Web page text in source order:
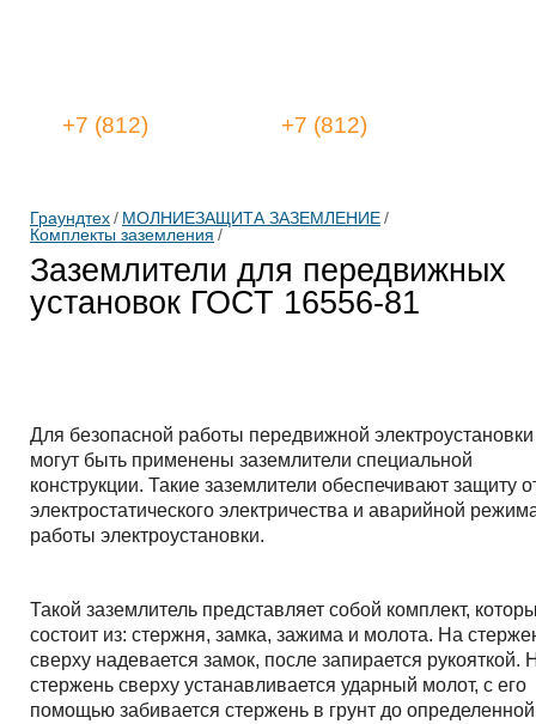
+7 (812) +7 (812)
Граундтех/ МОЛНИЕЗАЩИТА ЗАЗЕМЛЕНИЕ/
Комплекты заземления /
Заземлители для передвижных
установок ГОСТ 16556-81
Для безопасной работы передвижной электроустановки
могут быть применены заземлители специальной
конструкции. Такие заземлители обеспечивают защиту
электростатического электричества и аварийной
работы электроустановки.
Такой заземлитель представляет собой комплект,
состоит из: стержня, замка, зажима и молота. На
сверху надевается замок, после запирается рукояткой.
стержень сверху устанавливается ударный молот, с его
помощью забивается стержень в грунт до определенной